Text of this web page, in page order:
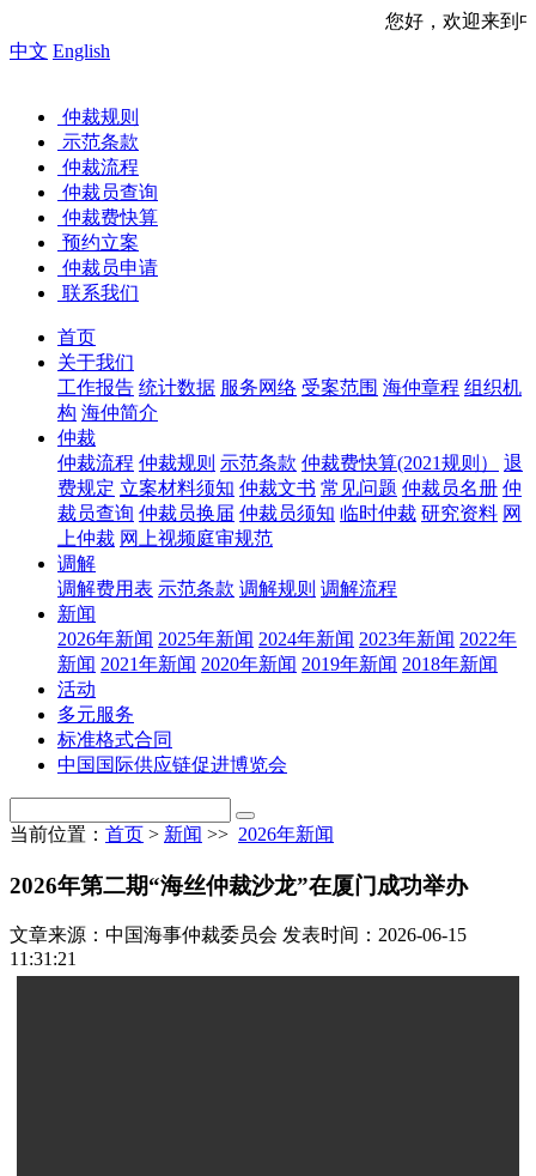
您好，欢迎来到中国海事仲裁委员会
中文 English
仲裁规则
示范条款
仲裁流程
仲裁员查询
仲裁费快算
预约立案
仲裁员申请
联系我们
首页
关于我们
工作报告 统计数据 服务网络 受案范围 海仲章程 组织机
构 海仲简介
仲裁
仲裁流程 仲裁规则 示范条款 仲裁费快算(2021规则）
退
费规定 立案材料须知 仲裁文书 常见问题 仲裁员名册 仲
裁员查询 仲裁员换届 仲裁员须知 临时仲裁 研究资料 网
上仲裁 网上视频庭审规范
调解
调解费用表 示范条款 调解规则 调解流程
新闻
2026年新闻 2025年新闻 2024年新闻 2023年新闻 2022年
新闻 2021年新闻 2020年新闻 2019年新闻 2018年新闻
活动
多元服务
标准格式合同
中国国际供应链促进博览会
当前位置： 首页 > 新闻 >> 2026年新闻
2026年第二期“海丝仲裁沙龙”在厦门成功举办
文章来源：中国海事仲裁委员会 发表时间：2026-06-15
11:31:21